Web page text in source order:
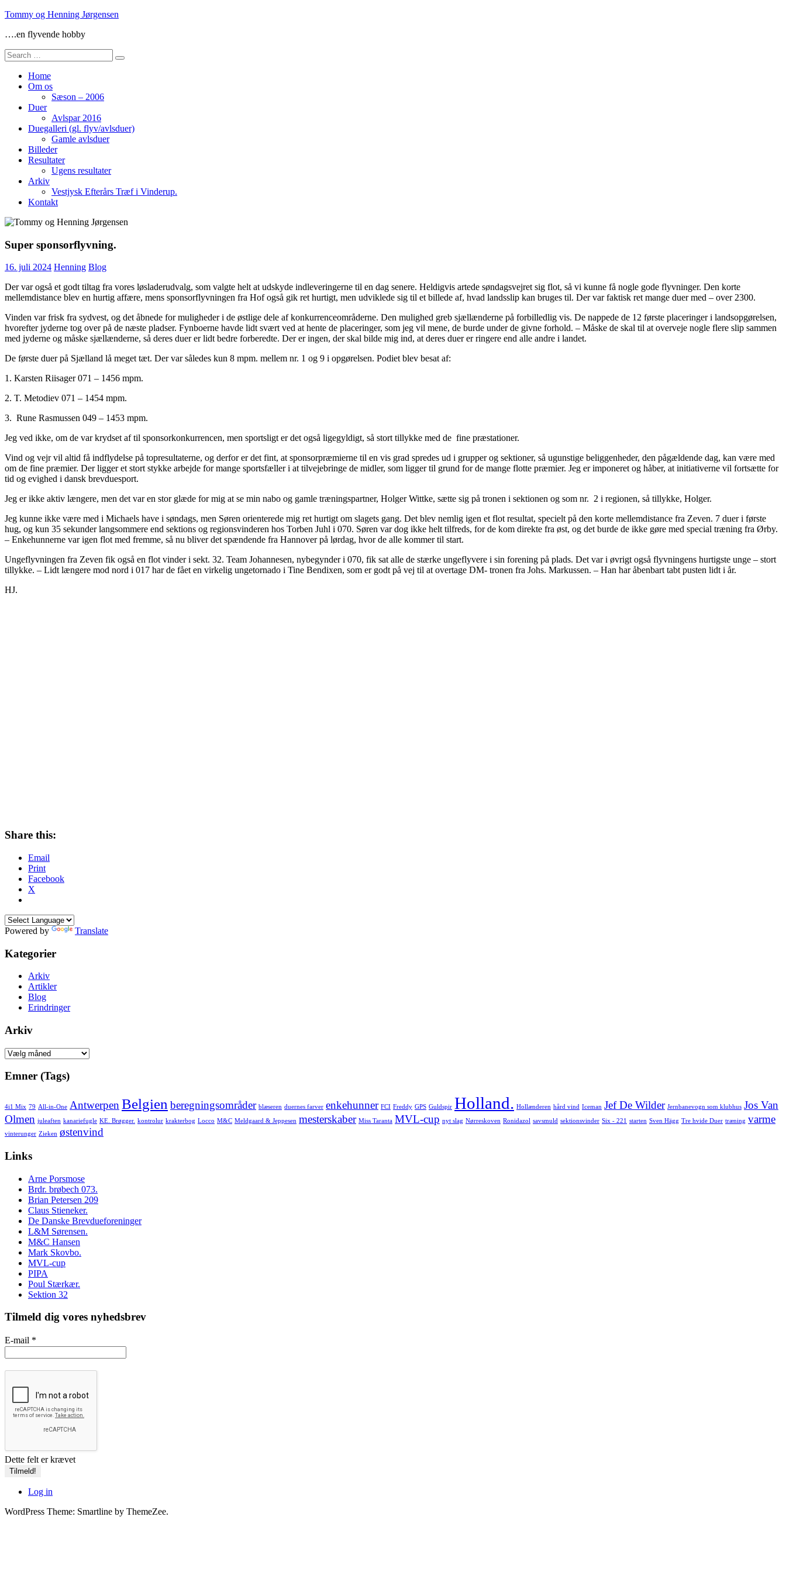
Skip
content
Tommy og Henning Jørgensen
….en flyvende hobby
Search
for:
Home
Om os
Sæson – 2006
Duer
Avlspar 2016
Duegalleri (gl. flyv/avlsduer)
Gamle avlsduer
Billeder
Resultater
Ugens resultater
Arkiv
Vestjysk Efterårs Træf i Vinderup.
Kontakt
Super sponsorflyvning.
16. juli 2024 Henning Blog
Der var også et godt tiltag fra vores løsladerudvalg, som valgte helt at udskyde indleveringerne til en dag senere. Heldigvis artede søndagsvejret sig flot, så vi kunne få nogle gode flyvninger. Den korte
mellemdistance blev en hurtig affære, mens sponsorflyvningen fra Hof også gik ret hurtigt, men udviklede sig til et billede af, hvad landsslip kan bruges til. Der var faktisk ret mange duer med – over 2300.
Vinden var frisk fra sydvest, og det åbnede for muligheder i de østlige dele af konkurrenceområderne. Den mulighed greb sjællænderne på forbilledlig vis. De nappede de 12 første placeringer i landsopgørelsen,
hvorefter jyderne tog over på de næste pladser. Fynboerne havde lidt svært ved at hente de placeringer, som jeg vil mene, de burde under de givne forhold. – Måske de skal til at overveje nogle flere slip sammen
med jyderne og måske sjællænderne, så deres duer er lidt bedre forberedte. Der er ingen, der skal bilde mig ind, at deres duer er ringere end alle andre i landet.
De første duer på Sjælland lå meget tæt. Der var således kun 8 mpm. mellem nr. 1 og 9 i opgørelsen. Podiet blev besat af:
1. Karsten Riisager 071 – 1456 mpm.
2. T. Metodiev 071 – 1454 mpm.
3. Rune Rasmussen 049 – 1453 mpm.
Jeg ved ikke, om de var krydset af til sponsorkonkurrencen, men sportsligt er det også ligegyldigt, så stort tillykke med de fine præstationer.
Vind og vejr vil altid få indflydelse på topresultaterne, og derfor er det fint, at sponsorpræmierne til en vis grad spredes ud i grupper og sektioner, så ugunstige beliggenheder, den pågældende dag, kan være med
om de fine præmier. Der ligger et stort stykke arbejde for mange sportsfæller i at tilvejebringe de midler, som ligger til grund for de mange flotte præmier. Jeg er imponeret og håber, at initiativerne vil fortsætte for
tid og evighed i dansk brevduesport.
Jeg er ikke aktiv længere, men det var en stor glæde for mig at se min nabo og gamle træningspartner, Holger Wittke, sætte sig på tronen i sektionen og som nr. 2 i regionen, så tillykke, Holger.
Jeg kunne ikke være med i Michaels have i søndags, men Søren orienterede mig ret hurtigt om slagets gang. Det blev nemlig igen et flot resultat, specielt på den korte mellemdistance fra Zeven. 7 duer i første
hug, og kun 35 sekunder langsommere end sektions og regionsvinderen hos Torben Juhl i 070. Søren var dog ikke helt tilfreds, for de kom direkte fra øst, og det burde de ikke gøre med special træning fra Ørby.
– Enkehunnerne var igen flot med fremme, så nu bliver det spændende fra Hannover på lørdag, hvor de alle kommer til start.
Ungeflyvningen fra Zeven fik også en flot vinder i sekt. 32. Team Johannesen, nybegynder i 070, fik sat alle de stærke ungeflyvere i sin forening på plads. Det var i øvrigt også flyvningens hurtigste unge – stort
tillykke. – Lidt længere mod nord i 017 har de fået en virkelig ungetornado i Tine Bendixen, som er godt på vej til at overtage DM- tronen fra Johs. Markussen. – Han har åbenbart tabt pusten lidt i år.
HJ.
Share this:
Email
Print
Facebook
X
Powered by Translate
Kategorier
Arkiv
Artikler
Blog
Erindringer
Arkiv
Arkiv
Emner (Tags)
4i1 Mix 79 All-in-One Antwerpen Belgien beregningsområder blæseren duernes farver enkehunner FCI Freddy GPS Guldspir Holland. Hollænderen hård vind Iceman Jef De Wilder Jernbanevogn som klubhus Jos Van
Olmen juleaften kanariefugle KE. Brøgger. kontrolur krakterbog Locco M&C Meldgaard & Jeppesen mesterskaber Miss Taranta MVL-cup nyt slag Nørreskoven Ronidazol savsmuld sektionsvinder Six - 221 starten Sven Hägg Tre hvide Duer træning varme
vinterunger Zieken østenvind
Links
Arne Porsmose
Brdr. brøbech 073.
Brian Petersen 209
Claus Stieneker.
De Danske Brevdueforeninger
L&M Sørensen.
M&C Hansen
Mark Skovbo.
MVL-cup
PIPA
Poul Stærkær.
Sektion 32
Tilmeld dig vores nyhedsbrev
E-mail *
Dette felt er krævet
Log in
WordPress Theme: Smartline by ThemeZee.